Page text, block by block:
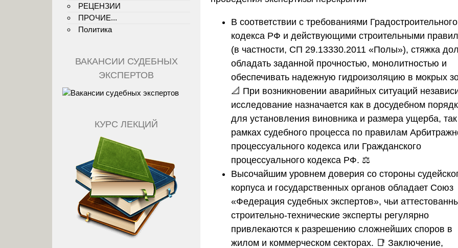
В соответствии с требованиями Градостроительного
кодекса РФ и действующими строительными
(в частности, СП 29.13330.2011 «Полы»), стяжка
обладать заданной прочностью, монолитностью и
обеспечивать надежную гидроизоляцию в мокрых
📐 При возникновении аварийных ситуаций
исследование назначается как в досудебном
для установления виновника и размера ущерба,
рамках судебного процесса по правилам
процессуального кодекса или Гражданского
процессуального кодекса РФ. ⚖️
Высочайшим уровнем доверия со стороны
корпуса и государственных органов обладает Союз
«Федерация судебных экспертов», чьи
строительно-технические эксперты регулярно
привлекаются к разрешению сложнейших споров в
жилом и коммерческом секторах. 📑 Заключение,
РЕЦЕНЗИИ
ПРОЧИЕ...
Политика
ВАКАНСИИ СУДЕБНЫХ
ЭКСПЕРТОВ
КУРС ЛЕКЦИЙ